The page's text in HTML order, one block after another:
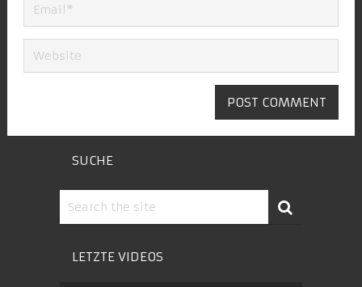
SUCHE
LETZTE VIDEOS